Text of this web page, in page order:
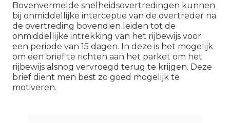
Bovenvermelde snelheidsovertredingen kunnen
bij onmiddellijke interceptie van de overtreder na
de overtreding bovendien leiden tot de
onmiddellijke intrekking van het rijbewijs voor
een periode van 15 dagen. In deze is het mogelijk
om een brief te richten aan het parket om het
rijbewijs alsnog vervroegd terug te krijgen. Deze
brief dient men best zo goed mogelijk te
motiveren.